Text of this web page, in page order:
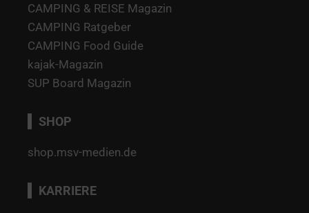
CAMPING & REISE Magazin
CAMPING Ratgeber
CAMPING Food Guide
kajak-Magazin
SUP Board Magazin
SHOP
shop.msv-medien.de
KARRIERE